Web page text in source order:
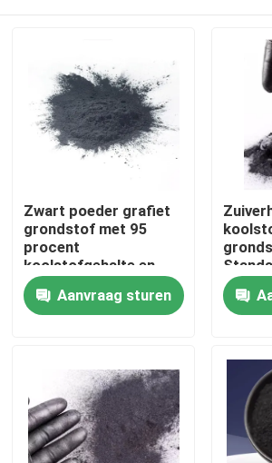
Huis
Ongeveer ons
Fabrieksreis
Zwart poeder grafiet
grondstof met 95
procent
koolstofgehalte en
99,9 procent
zuiverheid, geschikt
voor technische
Aanvraag sturen
en